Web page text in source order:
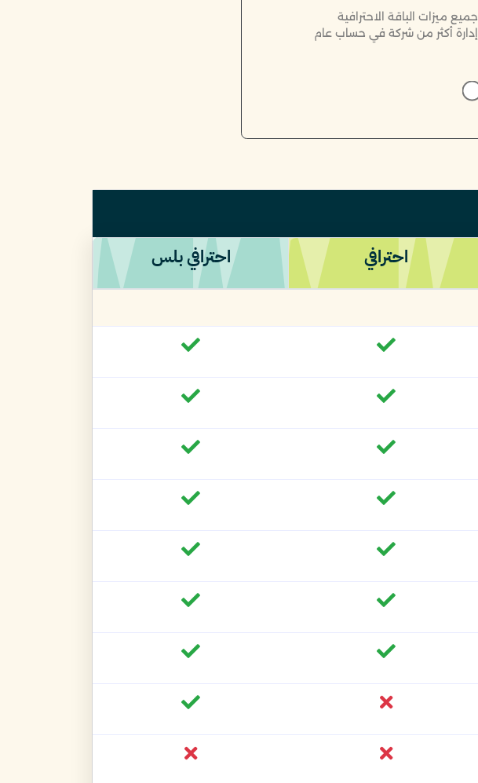
جميع ميزات الباقة الاحترافية
إدارة أكثر من شركة في حساب عام
احترافي احترافي بلس